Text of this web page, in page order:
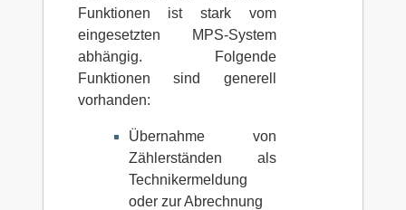
Funktionen ist stark vom
eingesetzten MPS-System
abhängig. Folgende
Funktionen sind generell
vorhanden:
Übernahme von
Zählerständen als
Technikermeldung
oder zur Abrechnung